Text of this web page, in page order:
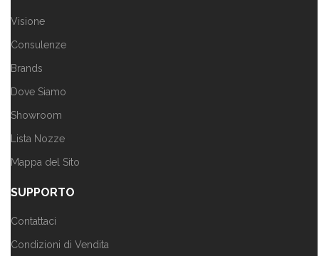
Visione
Consulenze
Brands
Dove Siamo
Showroom
Lista Nozze
Mappa del Sito
SUPPORTO
Contattaci
Condizioni di Vendita